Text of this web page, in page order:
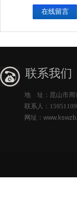
在线留言
联系我们
地 址：昆山市周
联系人：
网址：